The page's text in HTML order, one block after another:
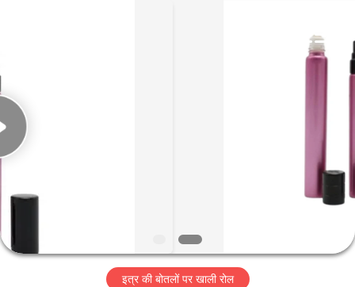
घर
उत्पादों
वीआर
शो
ECER
इत्र की बोतलों पर खाली रोल